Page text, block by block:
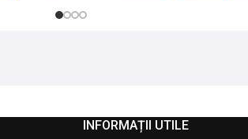
INFORMAȚII UTILE